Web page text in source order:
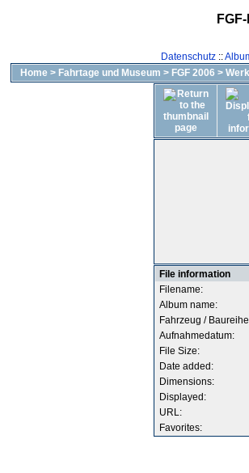
Datenschutz::
Home > Fahrtage und Museum > FGF 2006 >
File information
Filename:
Album name:
Fahrzeug /
Aufnahmedatum:
File Size:
Date added:
Dimensions:
Displayed:
URL:
Favorites: